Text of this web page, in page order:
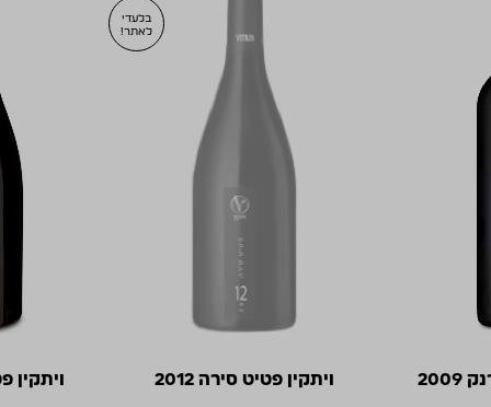
בלעדי
לאתר!
ויתקין פטיט סירה 2012 ויתקין